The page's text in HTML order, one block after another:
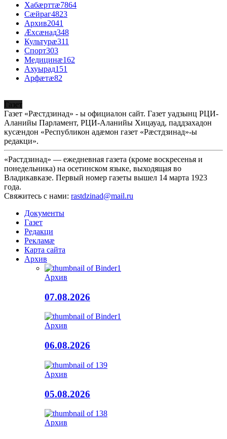
Хабæрттæ7864
Сæйраг4823
Архив2041
Æхсæнад348
Культурæ311
Спорт303
Медицинæ162
Ахуырад151
Арфæтæ82
Газет
Газет «Рæстдзинад» - ы официалон сайт. Газет уадзынц РЦИ-
Аланийы Парламент, РЦИ-Аланийы Хицауад, паддзахадон
кусæндон «Республикон адæмон газет «Рæстдзинад»-ы
редакци».
«Растдзинад» — ежедневная газета (кроме воскресенья и
понедельника) на осетинском языке, выходящая во
Владикавказе. Первый номер газеты вышел 14 марта 1923
года.
Свяжитесь с нами: rastdzinad@mail.ru
Документы
Газет
Редакци
Рекламæ
Карта сайта
Архив
Архив
07.08.2026
Архив
06.08.2026
Архив
05.08.2026
Архив